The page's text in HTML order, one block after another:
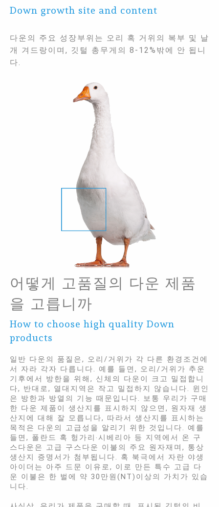
Down growth site and content
다운의 주요 성장부위는 오리 혹 거위의 복부 및 날
개 겨드랑이며, 깃털 총무게의 8-12%밖에 안 됩니
다.
어떻게 고품질의 다운 제품
을 고릅니까
How to choose high quality Down
products
일반 다운의 품질은, 오리/거위가 각 다른 환경조건에
서 자라 각자 다릅니다. 예를 들면, 오리/거위가 추운
기후에서 방한을 위해, 신체의 다운이 크고 밀접합니
다, 반대로, 열대지역은 작고 밀접하지 않습니다. 윈인
은 방한과 방열의 기능 때문입니다. 보통 우리가 구매
한 다운 제품이 생산지를 표시하지 않으면, 원자재 생
산지에 대해 잘 모릅니다, 따라서 생산지를 표시하는
목적은 다운의 고급성을 알리기 위한 것입니다. 예를
들면, 폴란드 혹 헝가리‧시베리아 등 지역에서 온 구
스다운은 고급 구스다운 이불의 주요 원자재며, 통상
생산지 증명서가 첨부됩니다. 혹 북극에서 자란 야생
아이더는 아주 드문 이유로, 이로 만든 특수 고급 다
운 이불은 한 벌에 약 30만원(NT)이상의 가치가 있습
니다.